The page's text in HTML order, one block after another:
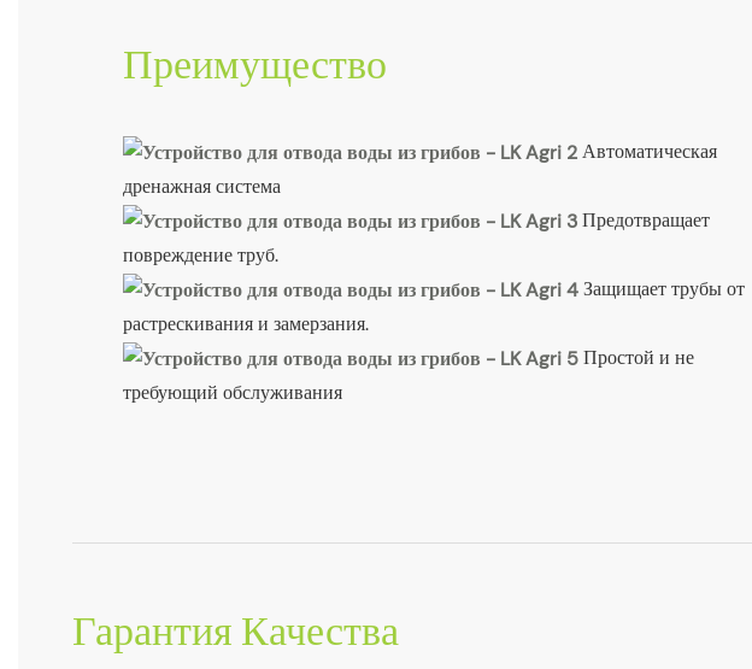
Преимущество
Автоматическая
дренажная система
Предотвращает
повреждение труб.
Защищает трубы от
растрескивания и замерзания.
Простой и не
требующий обслуживания
Гарантия Качества